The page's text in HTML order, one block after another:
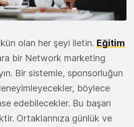
olan her şeyi iletin. Eğitim
bir Network marketing
Bir sistemle, sponsorluğun
deneyimleyecekler, böylece
edebilecekler. Bu başarı
Ortaklarınıza günlük ve